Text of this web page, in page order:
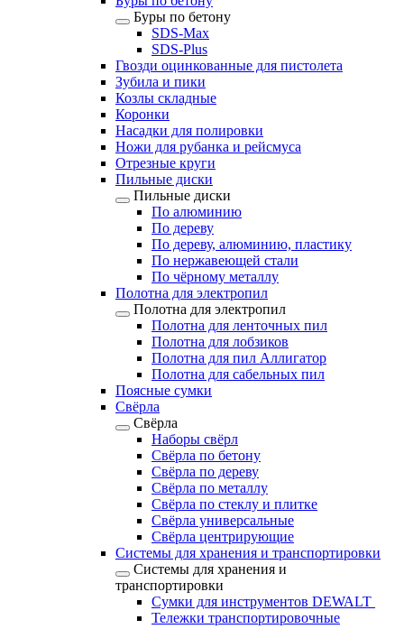
Буры по бетону
SDS-Max
SDS-Plus
Гвозди оцинкованные для пистолета
Зубила и пики
Козлы складные
Коронки
Насадки для полировки
Ножи для рубанка и рейсмуса
Отрезные круги
Пильные диски
Пильные диски
По алюминию
По дереву
По дереву, алюминию, пластику
По нержавеющей стали
По чёрному металлу
Полотна для электропил
Полотна для электропил
Полотна для ленточных пил
Полотна для лобзиков
Полотна для пил Аллигатор
Полотна для сабельных пил
Поясные сумки
Свёрла
Свёрла
Наборы свёрл
Свёрла по бетону
Свёрла по дереву
Свёрла по металлу
Свёрла по стеклу и плитке
Свёрла универсальные
Свёрла центрирующие
Системы для хранения и транспортировки
Системы для хранения и
транспортировки
Сумки для инструментов DEWALT
Тележки транспортировочные